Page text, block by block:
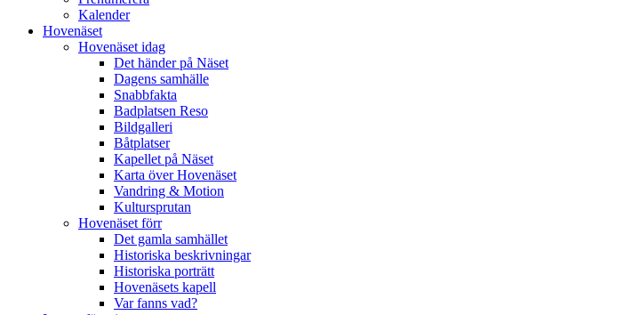
Kalender
Hovenäset
Hovenäset idag
Det händer på Näset
Dagens samhälle
Snabbfakta
Badplatsen Reso
Bildgalleri
Båtplatser
Kapellet på Näset
Karta över Hovenäset
Vandring & Motion
Kultursprutan
Hovenäset förr
Det gamla samhället
Historiska beskrivningar
Historiska porträtt
Hovenäsets kapell
Var fanns vad?